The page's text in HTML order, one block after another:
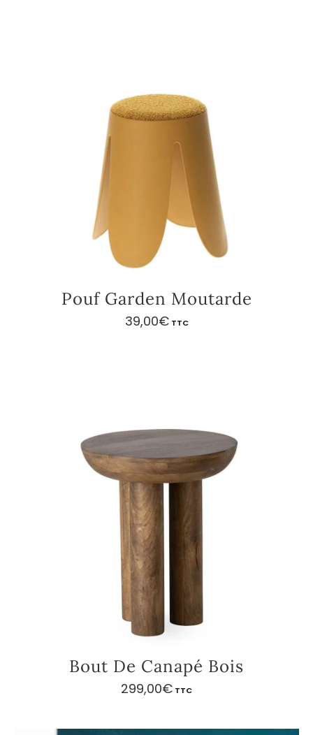
Pouf Garden Moutarde
39,00€ TTC
Bout De Canapé Bois
299,00€ TTC